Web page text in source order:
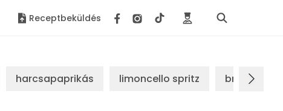
Receptbeküldés
harcsapaprikás limoncello spritz brassói